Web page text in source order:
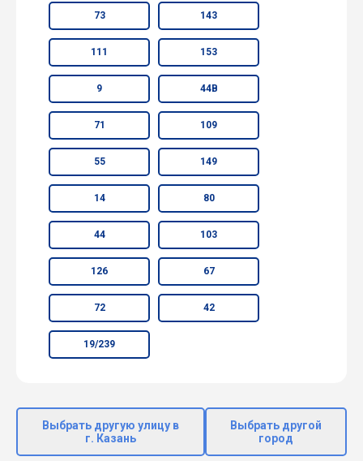
73 143
111 153
9 44В
71 109
55 149
14 80
44 103
126 67
72 42
19/239
Выбрать другую улицу в
г. Казань
Выбрать другой
город